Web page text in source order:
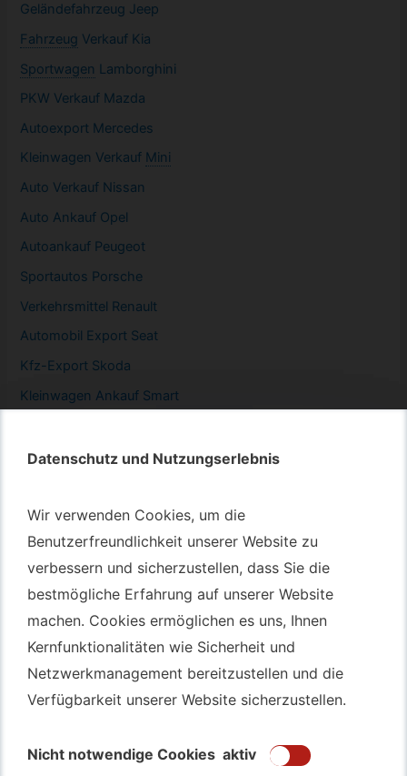
Datenschutz und Nutzungserlebnis
Wir verwenden Cookies, um die
Benutzerfreundlichkeit unserer Website zu
verbessern und sicherzustellen, dass Sie die
bestmögliche Erfahrung auf unserer Website
machen. Cookies ermöglichen es uns, Ihnen
Kernfunktionalitäten wie Sicherheit und
Netzwerkmanagement bereitzustellen und die
Verfügbarkeit unserer Website sicherzustellen.
Nicht notwendige Cookies aktiv
Datenschutz und Nutzungserlebnis
Wir verwenden Cookies, um die
Benutzerfreundlichkeit unserer Website zu
verbessern und sicherzustellen, dass Sie die
bestmögliche Erfahrung auf unserer Website
machen. Cookies ermöglichen es uns, Ihnen
Kernfunktionalitäten wie Sicherheit und
Netzwerkmanagement bereitzustellen und die
Verfügbarkeit unserer Website sicherzustellen.
Nicht notwendige Cookies aktiv
Geländefahrzeug Jeep
Fahrzeug Verkauf Kia
Sportwagen Lamborghini
PKW Verkauf Mazda
Autoexport Mercedes
Kleinwagen Verkauf Mini
Auto Verkauf Nissan
Auto Ankauf Opel
Autoankauf Peugeot
Sportautos Porsche
Verkehrsmittel Renault
Automobil
Export Seat
Kfz-Export Skoda
Kleinwagen Ankauf Smart
Autotransport Bochum
Autotransport Düsseldorf
Autotransport Essen
Autoexport Gelsenkirchen
GebrauchtwagenAnkauf Bochum